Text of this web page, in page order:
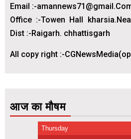
Email :-
Office :-Towen Hall
Dist :-Raigarh. chhattisgarh
All copy right :-
आज का मौषम
Thursday